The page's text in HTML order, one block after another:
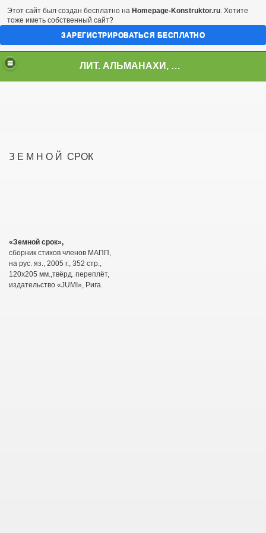
ЛИТ. АЛЬМАНАХИ, ЖУРНАЛЫ, СБОРНИКИ
З Е М Н О Й СРОК
«Земной срок»,
сборник стихов членов МАПП,
на рус. яз., 2005 г., 352 стр.,
120х205 мм.,твёрд. переплёт,
издательство «JUMI », Рига.
Этот сайт был создан бесплатно на Homepage-Konstruktor.ru. Хотите
тоже иметь собственный сайт?
ЗАРЕГИСТРИРОВАТЬСЯ БЕСПЛАТНО